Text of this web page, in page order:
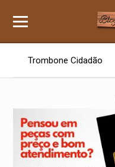
Trombone Cidadão